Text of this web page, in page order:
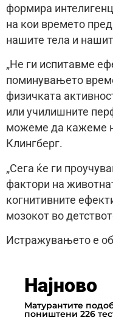
формира
на кои времето
нашите тела и
„Не ги испитавме
поминувањето
физичката
или училишните
можеме да кажеме
Клингберг.
„Сега ќе ги
фактори на
когнитивните
мозокот во
Истражувањето е
Најново
Матурантите
поништени 226